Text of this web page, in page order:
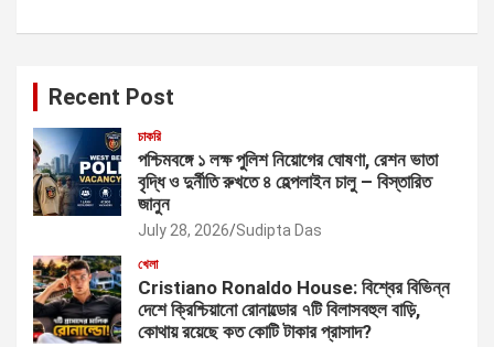
Recent Post
চাকরি
পশ্চিমবঙ্গে ১ লক্ষ পুলিশ নিয়োগের ঘোষণা, রেশন ভাতা
বৃদ্ধি ও দুর্নীতি রুখতে ৪ হেল্পলাইন চালু – বিস্তারিত
জানুন
July 28, 2026 Sudipta Das
খেলা
Cristiano Ronaldo House: বিশ্বের বিভিন্ন
দেশে ক্রিশ্চিয়ানো রোনাল্ডোর ৭টি বিলাসবহুল বাড়ি,
কোথায় রয়েছে কত কোটি টাকার প্রাসাদ?